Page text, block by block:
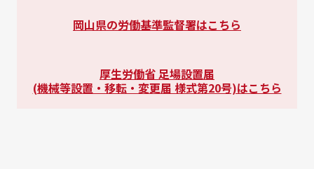
岡山県の労働基準監督署はこちら
厚生労働省 足場設置届
(機械等設置・移転・変更届 様式第20号)はこちら